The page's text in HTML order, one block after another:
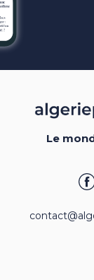
Le